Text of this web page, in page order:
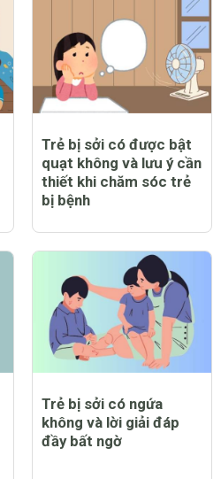
Trẻ bị sởi có được bật
quạt không và lưu ý cần
thiết khi chăm sóc trẻ
bị bệnh
Trẻ bị sởi có ngứa
không và lời giải đáp
đầy bất ngờ